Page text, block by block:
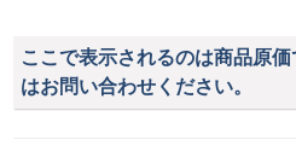
ここで表示されるのは商品原
はお問い合わせください。